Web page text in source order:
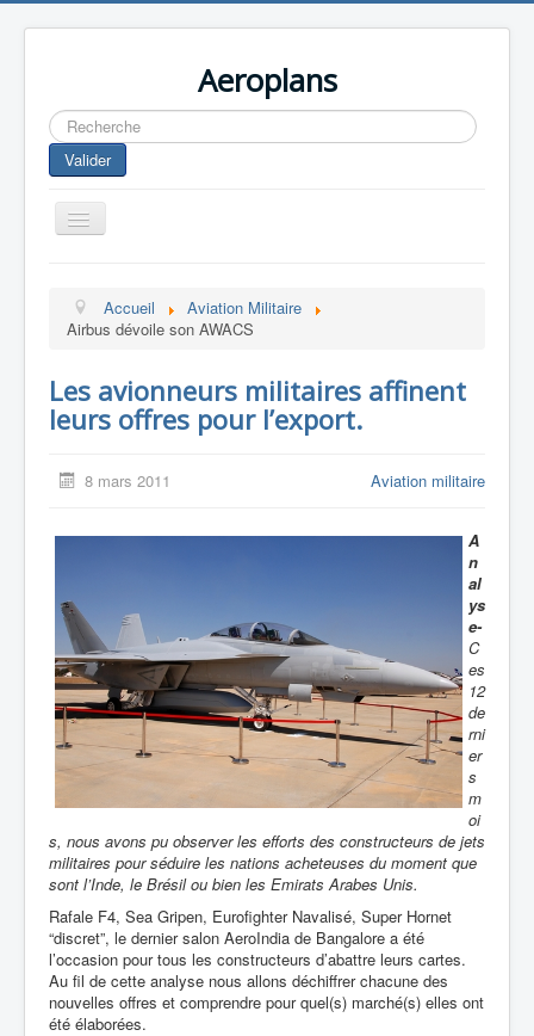
Aeroplans
Rechercher
Valider
Toggle
Navigation
Aviation Commerciale
Aviation Militaire
Drones
Accueil
Aviation Militaire
Airbus dévoile son AWACS
Les avionneurs militaires affinent
leurs offres pour l’export.
8 mars 2011 Aviation militaire
A
n
al
ys
e-
C
es
12
de
rni
er
s
m
oi
s, nous avons pu observer les efforts des constructeurs de jets
militaires pour séduire les nations acheteuses du moment que
sont l’Inde, le Brésil ou bien les Emirats Arabes Unis.
Rafale F4, Sea Gripen, Eurofighter Navalisé, Super Hornet
“discret”, le dernier salon AeroIndia de Bangalore a été
l’occasion pour tous les constructeurs d’abattre leurs cartes.
Au fil de cette analyse nous allons déchiffrer chacune des
nouvelles offres et comprendre pour quel(s) marché(s) elles ont
été élaborées.